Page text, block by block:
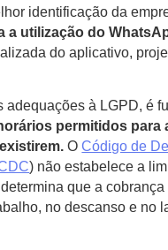
identificação da
a utilização do
do aplicativo,
adequações à LGPD, é
permitidos para
OCódigo de
) não estabelece a
que a
no descanso e no